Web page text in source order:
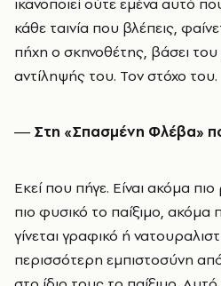
κάθε ταινία που βλέπεις,
πήχη ο σκηνοθέτης, βάσει
αντίληψής του. Τον στόχο του.
― Στη «Σπασμένη Φλέβα»
Εκεί που πήγε. Είναι ακόμα
πιο φυσικό το παίξιμο, ακόμα
γίνεται γραφικό ή
περισσότερη εμπιστοσύνη